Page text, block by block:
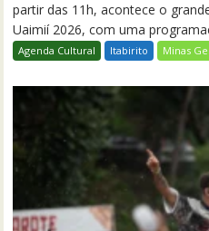
partir das 11h, acontece o
Uaimií 2026, com uma
Agenda Cultural Itabirito Minas